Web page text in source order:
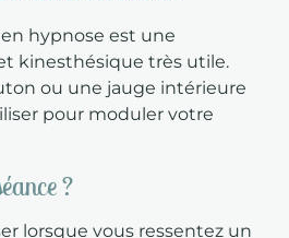
en hypnose est une
kinesthésique très utile.
ou une jauge intérieure
pour moduler votre
?
lorsque vous ressentez un